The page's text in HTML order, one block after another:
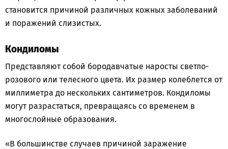
становится причиной различных кожных заболеваний
и поражений слизистых.
Кондиломы
Представляют собой бородавчатые наросты светло-
розового или телесного цвета. Их размер колеблется от
миллиметра до нескольких сантиметров. Кондиломы
могут разрастаться, превращаясь со временем в
многослойные образования.
«В большинстве случаев причиной заражение